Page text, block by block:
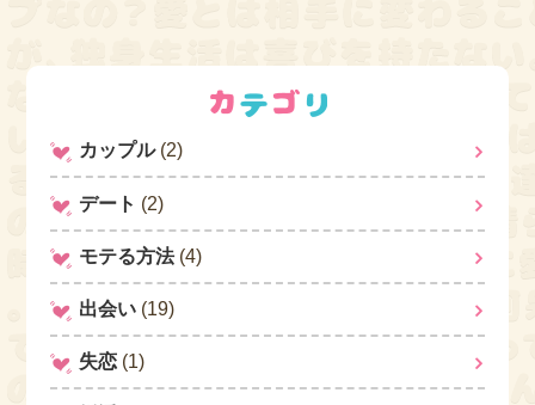
カップル(2)
デート (2)
モテる方法(4)
出会い (19)
失恋 (1)